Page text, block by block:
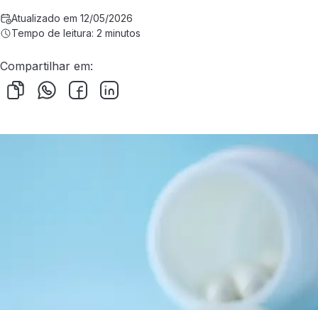
Atualizado em 12/05/2026
Tempo de leitura: 2 minutos
Compartilhar em: